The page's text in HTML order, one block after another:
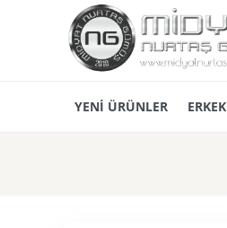
YENİ ÜRÜNLER ERKEK